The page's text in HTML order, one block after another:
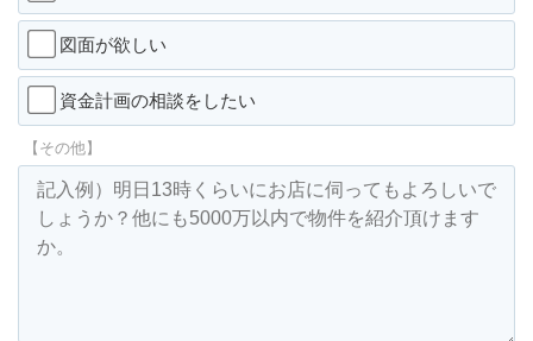
図面が欲しい
資金計画の相談をしたい
【その他】